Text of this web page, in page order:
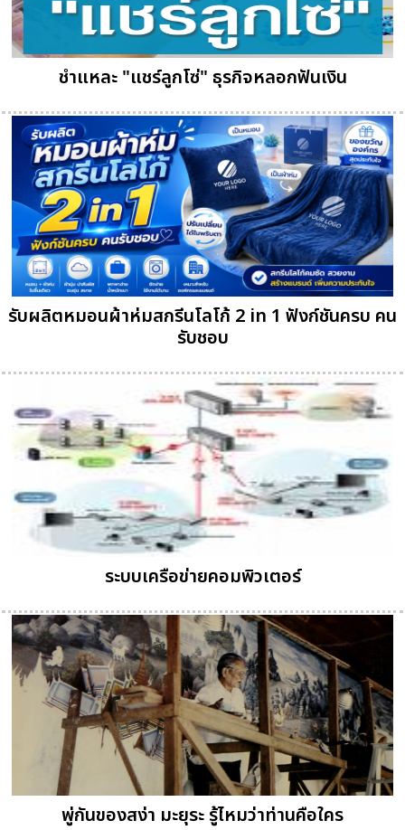
ชำแหละ "แชร์ลูกโซ่" ธุรกิจหลอกฟันเงิน
รับผลิตหมอนผ้าห่มสกรีนโลโก้ 2 in 1 ฟังก์ชันครบ คน
รับชอบ
ระบบเครือข่ายคอมพิวเตอร์
พู่กันของสง่า มะยุระ รู้ไหมว่าท่านคือใคร